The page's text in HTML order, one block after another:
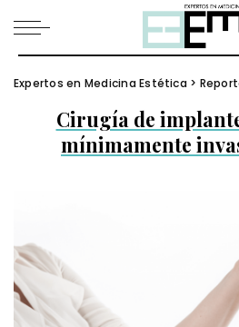
Expertos en Medicina Estética >
Cirugía de
mínimamente